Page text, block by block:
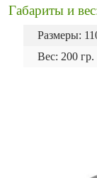
Габариты и
Размеры:
Вес: 200 гр.